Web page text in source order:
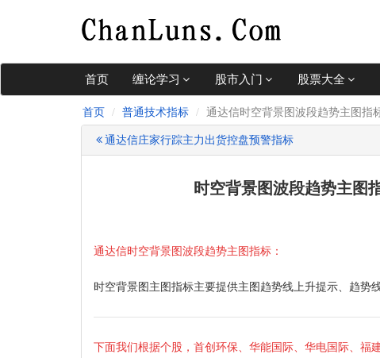
首页 缠论学习 股市入门 股票大全
首页 普通技术指标 通达信时空背景图波段趋势主图指
通达信庄家行踪主力出货控盘预警指标
时空背景图波段趋势主图
通达信时空背景图波段趋势主图指标：
时空背景图主图指标主要提供主图趋势线上升提示、趋势
下面我们根据个股，首创环保、华能国际、华电国际、福